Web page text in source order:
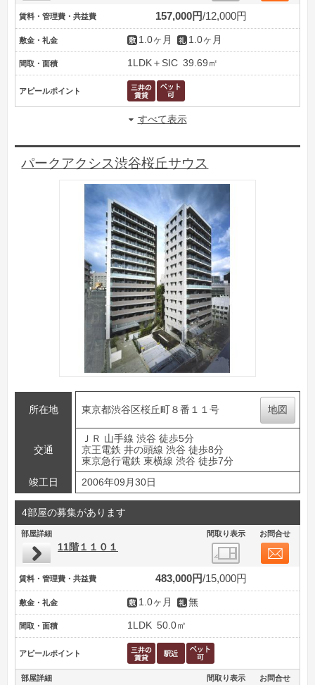
賃料・管理費・共益費 157,000円 12,000円
敷金・礼金 1.0ヶ月 1.0ヶ月
間取・面積 1LDK＋SIC 39.69㎡
アピールポイント
すべて表示
パークアクシス渋谷桜丘サウス
所在地 東京都渋谷区桜丘町８番１１号 地図
交通
ＪＲ 山手線 渋谷 徒歩5分
京王電鉄 井の頭線 渋谷 徒歩8分
東京急行電鉄 東横線 渋谷 徒歩7分
竣工日
2006年09月30日
4部屋の募集があります
部屋詳細 間取り表示 お問合せ
11階１１０１
賃料・管理費・共益費 483,000円 15,000円
敷金・礼金 1.0ヶ月 無
間取・面積 1LDK 50.0㎡
アピールポイント
部屋詳細 間取り表示 お問合せ